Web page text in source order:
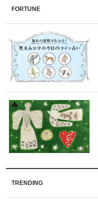
FORTUNE
TRENDING